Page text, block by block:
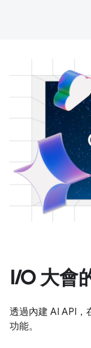
I/O 大會
透過內建 AI API，
功能。